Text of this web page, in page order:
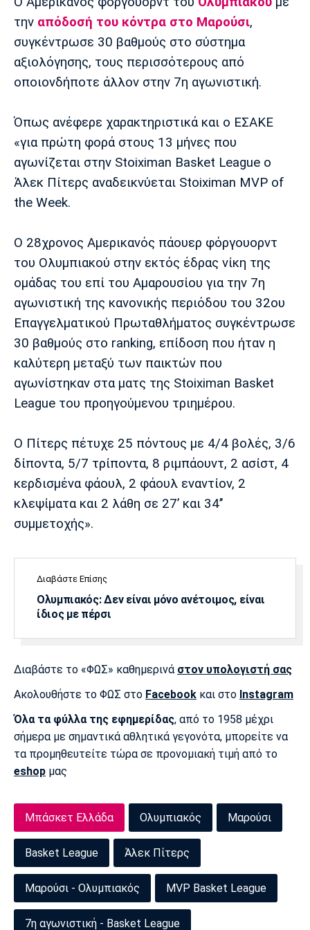
Πολιτισμός
Τραγούδια
Cine Spot
Media
Παρασκήνιο
Πρόγραμμα TV
Κηφισιά Πανσερραϊκός
Μαδρίτης
Μαδρίτης
Γιουνάιτεντ
Τσέλσι Άρσεναλ
Λίβερπουλ
Μάντσεστερ
Σίτι
Γιουβέντους
Μπάγερν
Μπορούσια
Ντόρτμουντ
Παρί Σεν
Ζερμέν
Μαρσέιγ
Μονακό
Ερυθρός
Τότεναμ
Πόρτο Μπενφίκα
την απόδοσή του κόντρα στο Μαρούσι,
συγκέντρωσε 30 βαθμούς στο σύστημα
αξιολόγησης, τους περισσότερους από
οποιονδήποτε άλλον στην 7η αγωνιστική.
Όπως ανέφερε χαρακτηριστικά και ο ΕΣΑΚΕ
«για πρώτη φορά στους 13 μήνες που
αγωνίζεται στην Stoiximan Basket League ο
Άλεκ Πίτερς αναδεικνύεται Stoiximan MVP of
the Week.
Ο 28χρονος Αμερικανός πάουερ φόργουορντ
του Ολυμπιακού στην εκτός έδρας νίκη της
ομάδας του επί του Αμαρουσίου για την 7η
αγωνιστική της κανονικής περιόδου του 32ου
Επαγγελματικού Πρωταθλήματος συγκέντρωσε
30 βαθμούς στο ranking, επίδοση που ήταν η
καλύτερη μεταξύ των παικτών που
αγωνίστηκαν στα ματς της Stoiximan Basket
League του προηγούμενου τριημέρου.
Ο Πίτερς πέτυχε 25 πόντους με 4/4 βολές, 3/6
δίποντα, 5/7 τρίποντα, 8 ριμπάουντ, 2 ασίστ, 4
κερδισμένα φάουλ, 2 φάουλ εναντίον, 2
κλεψίματα και 2 λάθη σε 27’ και 34’’
συμμετοχής».
Διαβάστε Επίσης
Ολυμπιακός: Δεν είναι μόνο ανέτοιμος, είναι
ίδιος με πέρσι
Διαβάστε το «ΦΩΣ» καθημερινά στον υπολογιστή σας
Ακολουθήστε το ΦΩΣ στο Facebook και στο Instagram
Όλα τα φύλλα της εφημερίδας, από το 1958 μέχρι
σήμερα με σημαντικά αθλητικά γεγονότα, μπορείτε να
τα προμηθευτείτε τώρα σε προνομιακή τιμή από το
eshop μας
Μπάσκετ Ελλάδα Ολυμπιακός Μαρούσι
Basket League Άλεκ Πίτερς
Μαρούσι - Ολυμπιακός MVP Basket League
7η αγωνιστική - Basket League